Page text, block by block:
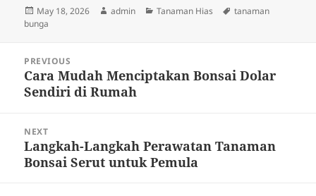
Posted
on
May 18, 2026 Author
admin Categories
Tanaman Hias Tags
tanaman
bunga
navigation
PREVIOUS
Previous
post:
Cara Mudah Menciptakan Bonsai Dolar
Sendiri di Rumah
NEXT
Next
post:
Langkah-Langkah Perawatan Tanaman
Bonsai Serut untuk Pemula